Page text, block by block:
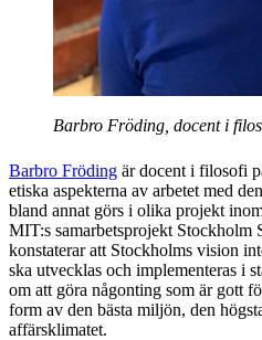
Barbro Fröding, docent i
Barbro Fröding är docent i filosofi
etiska aspekterna av arbetet med
bland annat görs i olika projekt
MIT:s samarbetsprojekt Stockholm
konstaterar att Stockholms vision
ska utvecklas och implementeras i
om att göra någonting som är gott
form av den bästa miljön, den
affärsklimatet.